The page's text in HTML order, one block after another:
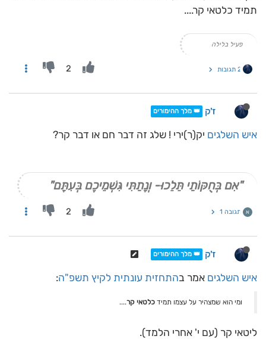
תמיד כלטאי קר....
פעיל בלילה
2 תגובות 2
ז'ק 👑 מלך ההימורים
איש השלגים יק(ר)ירי ! שלג זה דבר חם או דבר קר?
"אִם בְּחֻקּוֹתַי תֵּלֵכוּ- וְנָתַתִּי גִּשְׁמֵיכֶם בְּעִתָּם"
א תגובה 1 2
ז'ק 👑 מלך ההימורים
איש השלגים אמר בהתחזית עונתית לקיץ תשפ"ה:
ומי הוא שמצהיר על עצמו תמיד כלטאי קר....
ליטאי קר (עם י' אחרי הלמד).